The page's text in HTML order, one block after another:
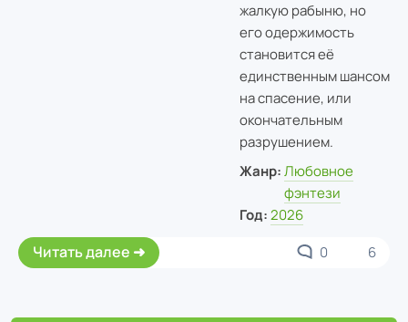
жалкую рабыню, но
его одержимость
становится её
единственным шансом
на спасение, или
окончательным
разрушением.
Жанр: Любовное
фэнтези
Год: 2026
Читать далее 0 6